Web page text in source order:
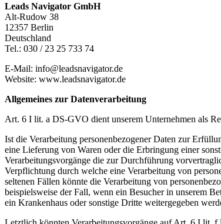
Leads Navigator GmbH
Alt-Rudow 38
12357 Berlin
Deutschland
Tel.: 030 / 23 25 733 74
E-Mail: info@leadsnavigator.de
Website: www.leadsnavigator.de
Allgemeines zur Datenverarbeitung
Art. 6 I lit. a DS-GVO dient unserem Unternehmen als
Ist die Verarbeitung personenbezogener Daten zur
eine Lieferung von Waren oder die Erbringung einer
Verarbeitungsvorgänge die zur Durchführung
Verpflichtung durch welche eine Verarbeitung von
seltenen Fällen könnte die Verarbeitung von
beispielsweise der Fall, wenn ein Besucher in unserem
ein Krankenhaus oder sonstige Dritte weitergegeben